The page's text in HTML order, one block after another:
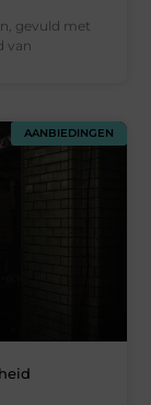
gevuld met
van
AANBIEDINGEN